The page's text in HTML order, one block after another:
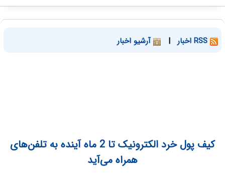
| آرشیو اخبار
کیف پول خرد الکترونیک تا 2 ماه آینده به تلفن‌های
همراه می‌آید